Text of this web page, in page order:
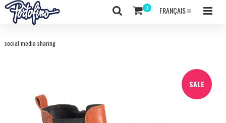
FRANÇAIS
social media sharing
SALE